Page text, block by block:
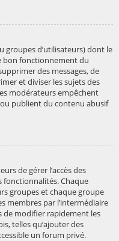
groupes d’utilisateurs) dont le
bon fonctionnement du
des messages, de
et diviser les sujets des
modérateurs empêchent
publient du contenu abusif
de gérer l’accès des
fonctionnalités. Chaque
groupes et chaque groupe
membres par l’intermédiaire
de modifier rapidement les
telles qu’ajouter des
un forum privé.